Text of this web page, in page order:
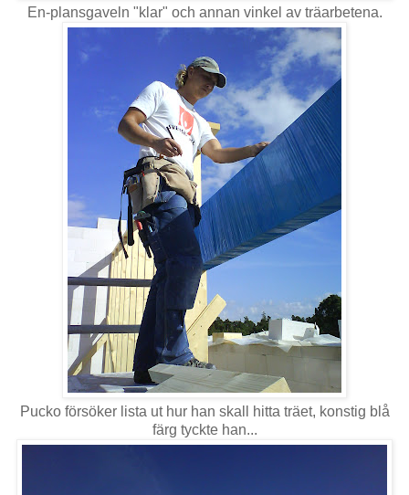
En-plansgaveln "klar" och annan vinkel av träarbetena.
Pucko försöker lista ut hur han skall hitta träet, konstig blå
färg tyckte han...